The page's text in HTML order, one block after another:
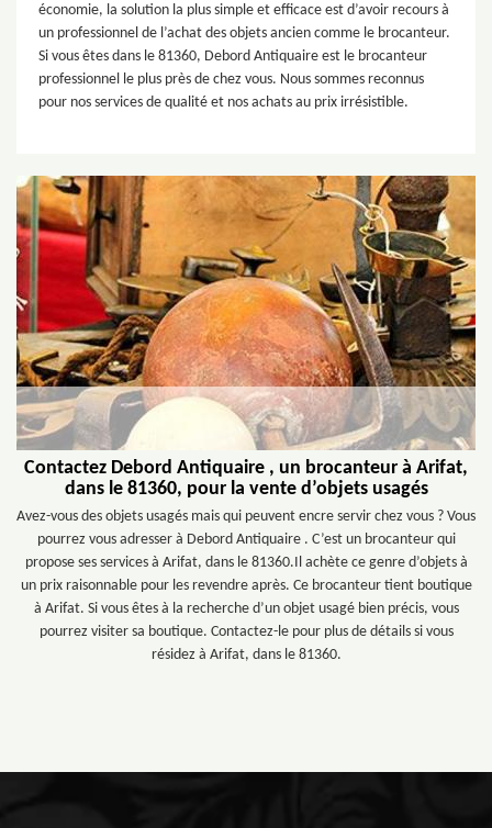
économie, la solution la plus simple et efficace est d’avoir recours à
un professionnel de l’achat des objets ancien comme le brocanteur.
Si vous êtes dans le 81360, Debord Antiquaire est le brocanteur
professionnel le plus près de chez vous. Nous sommes reconnus
pour nos services de qualité et nos achats au prix irrésistible.
Contactez Debord Antiquaire , un brocanteur à Arifat,
dans le 81360, pour la vente d’objets usagés
Avez-vous des objets usagés mais qui peuvent encre servir chez vous ? Vous
pourrez vous adresser à Debord Antiquaire . C’est un brocanteur qui
propose ses services à Arifat, dans le 81360.Il achète ce genre d’objets à
un prix raisonnable pour les revendre après. Ce brocanteur tient boutique
à Arifat. Si vous êtes à la recherche d’un objet usagé bien précis, vous
pourrez visiter sa boutique. Contactez-le pour plus de détails si vous
résidez à Arifat, dans le 81360.